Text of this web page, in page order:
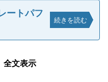
ートパフ
続きを読む
全文表示